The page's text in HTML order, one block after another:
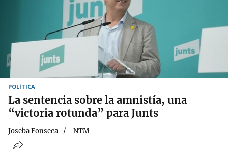
POLÍTICA
La sentencia sobre la amnistía, una
“victoria rotunda” para Junts
Joseba Fonseca NTM